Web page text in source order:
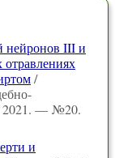
нейронов III и
/
2021. — №20.
и